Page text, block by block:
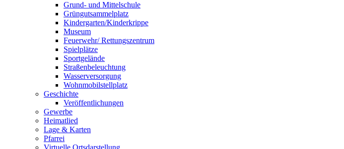
Grund- und Mittelschule
Grüngutsammelplatz
Kindergarten/Kinderkrippe
Museum
Feuerwehr/ Rettungszentrum
Spielplätze
Sportgelände
Straßenbeleuchtung
Wasserversorgung
Wohnmobilstellplatz
Geschichte
Veröffentlichungen
Gewerbe
Heimatlied
Lage & Karten
Pfarrei
Virtuelle Ortsdarstellung